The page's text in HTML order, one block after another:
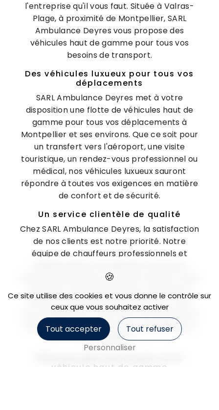
l'entreprise qu'il vous faut. Située à Valras-
Plage, à proximité de Montpellier, SARL
Ambulance Deyres vous propose des
véhicules haut de gamme pour tous vos
besoins de transport.
Des véhicules luxueux pour tous vos
déplacements
SARL Ambulance Deyres met à votre
disposition une flotte de véhicules haut de
gamme pour tous vos déplacements à
Montpellier et ses environs. Que ce soit pour
un transfert vers l'aéroport, une visite
touristique, un rendez-vous professionnel ou
médical, nos véhicules luxueux sauront
répondre à toutes vos exigences en matière
de confort et de sécurité.
Un service clientèle de qualité
Chez SARL Ambulance Deyres, la satisfaction
de nos clients est notre priorité. Notre
équipe de chauffeurs professionnels et
clientèle de qualité, ponctuel et discret. Nous
sommes à votre écoute pour répondre à
toutes vos demandes spécifiques et nous
nous engageons à vous offrir une expérience
de transport haut de gamme inoubliable à
Montpellier.
véhicule haut de gamme
Ce site utilise des cookies et vous donne le contrôle sur
ceux que vous souhaitez activer
Tout accepter
Tout refuser
Personnaliser